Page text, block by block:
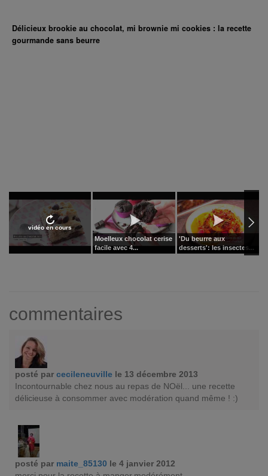
Délicieux brookie au chocolat, mi brownie mi cookies : la recette
gourmande sans beurre
vidéo en cours
Moelleux chocolat cerise
facile avec 4...
'Du beurre aux
desserts': les insectes...
commentaires
posté par cecileneuville le 13 décembre 2013
Incontournable chez nous au repas de NOël... une recette
délicieuse à consommer avec modération quand même ! :)
posté par maite_85130 le 4 janvier 2012